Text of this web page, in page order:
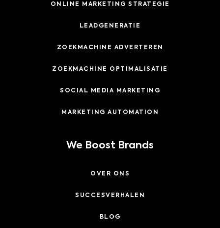
ONLINE MARKETING STRATEGIE
LEADGENERATIE
ZOEKMACHINE ADVERTEREN
ZOEKMACHINE OPTIMALISATIE
SOCIAL MEDIA MARKETING
MARKETING AUTOMATION
We Boost Brands
OVER ONS
SUCCESVERHALEN
BLOG